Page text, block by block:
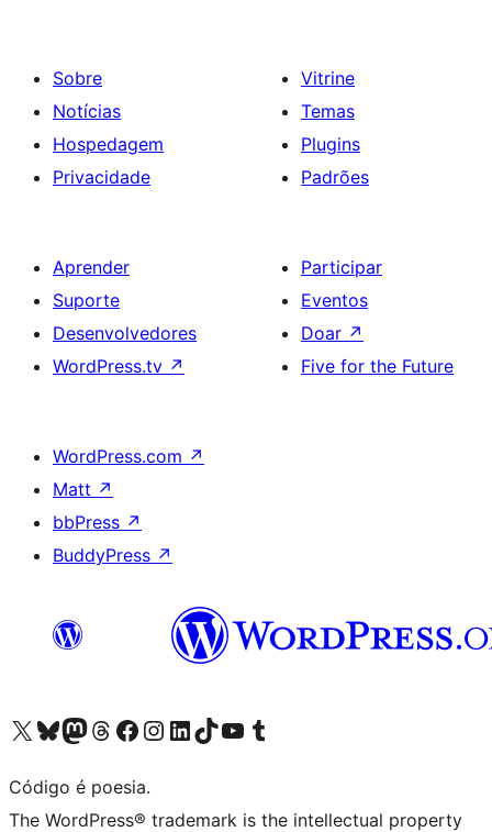
Sobre
Notícias
Hospedagem
Privacidade
Vitrine
Temas
Plugins
Padrões
Aprender
Suporte
Desenvolvedores
WordPress.tv ↗
Participar
Eventos
Doar ↗
Five for the Future
WordPress.com ↗
Matt ↗
bbPress ↗
BuddyPress ↗
Acessar nossa conta do X (antigo Twitter)
Acessar nossa conta do Bluesky
Acessar nossa conta do Mastodon
Acessar nossa conta do Threads
Acessar nossa página do Facebook
Acessar nossa conta do Instagram
Acessar nossa conta do LinkedIn
Acessar nossa conta do TikTok
Acessar nosso canal do YouTube
Acessar nossa conta no Tumblr
Código é poesia.
The WordPress® trademark is the intellectual property